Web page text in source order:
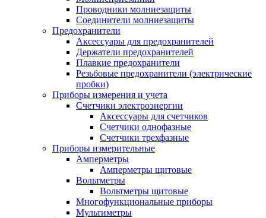
Проводники молниезащиты
Соединители молниезащиты
Предохранители
Аксессуары для предохранителей
Держатели предохранителей
Плавкие предохранители
Резьбовые предохранители (электрические
пробки)
Приборы измерения и учета
Счетчики электроэнергии
Аксессуары для счетчиков
Счетчики однофазные
Счетчики трехфазные
Приборы измерительные
Амперметры
Амперметры щитовые
Вольтметры
Вольтметры щитовые
Многофункциональные приборы
Мультиметры